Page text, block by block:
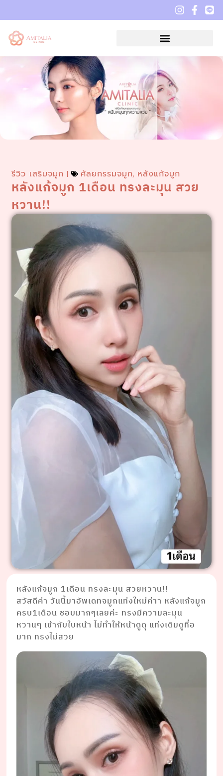
รีวิว เสริมจมูก ศัลยกรรมจมูก, หลังแก้จมูก
หลังแก้จมูก 1เดือน ทรงละมุน สวย
หวาน!!
หลังแก้จมูก 1เดือน ทรงละมุน สวยหวาน!!
สวัสดีค่า วันนี้มาอัพเดทจมูกแท่งใหม่ค่าา หลังแก้จมูก
ครบ1เดือน ชอบมากๆเลยค่ะ ทรงมีความละมุน
หวานๆ เข้ากับใบหน้า ไม่ทำให้หน้าดูดุ แท่งเดิมดูทื่อ
มาก ทรงไม่สวย